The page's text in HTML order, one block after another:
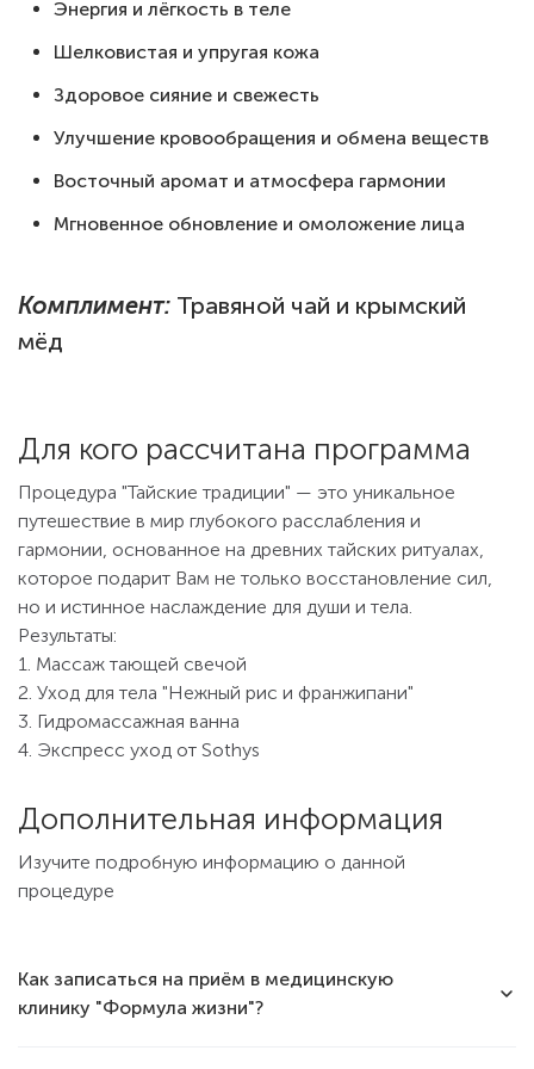
Энергия и лёгкость в теле
Шелковистая и упругая кожа
Здоровое сияние и свежесть
Улучшение кровообращения и обмена веществ
Восточный аромат и атмосфера гармонии
Мгновенное обновление и омоложение лица
Комплимент: Травяной чай и крымский
мёд
Для кого рассчитана программа
Процедура "Тайские традиции" — это уникальное
путешествие в мир глубокого расслабления и
гармонии, основанное на древних тайских ритуалах,
которое подарит Вам не только восстановление сил,
но и истинное наслаждение для души и тела.
Результаты:
1. Массаж тающей свечой
2. Уход для тела "Нежный рис и франжипани"
3. Гидромассажная ванна
4. Экспресс уход от Sothys
Дополнительная информация
Изучите подробную информацию о данной
процедуре
Как записаться на приём в медицинскую
клинику "Формула жизни"?